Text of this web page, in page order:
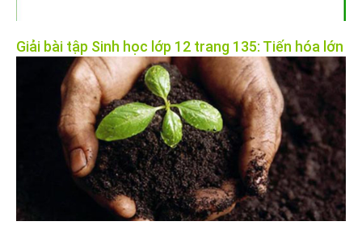
Giải bài tập Sinh học lớp 12 trang 135: Tiến hóa lớn